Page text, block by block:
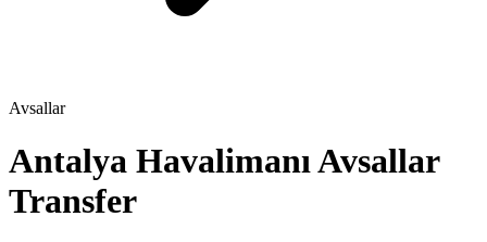
Avsallar
Antalya Havalimanı Avsallar
Transfer